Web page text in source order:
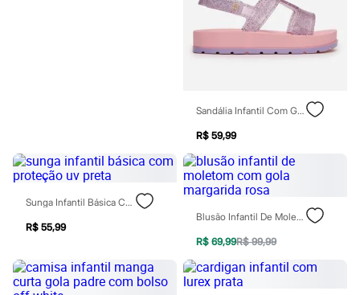
Moda praia
Personagens
Plus size
Blusas e Camisetas
Calças
Camisas
Jeans
Moda esportiva
Shorts e Bermudas
Sandália Infantil Com Glitter Zaxy Rosa
R$ 59,99
Sunga Infantil Básica Com Proteção Uv Preta
R$ 55,99
Blusão Infantil De Moletom Com Gola Margarida Rosa
R$ 69,99R$ 99,99